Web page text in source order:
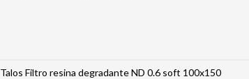
Talos Filtro resina degradante ND 0.6 soft 100x150